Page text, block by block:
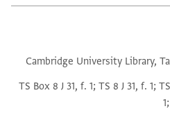
Cambridge University Library,
TS Box 8 J 31, f. 1; TS 8 J 31, f. 1;